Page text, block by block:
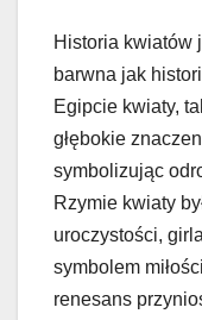
Historia kwiatów
barwna jak
Egipcie kwiaty,
głębokie
symbolizując
Rzymie kwiaty
uroczystości,
symbolem
renesans